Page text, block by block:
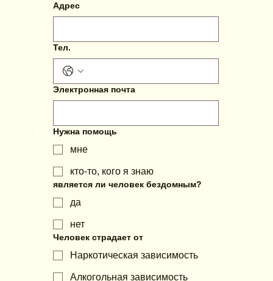
Адрес
Тел.
Электронная почта
Нужна помощь
мнe
кто-то, кого я знаю
является ли человек бездомным?
да
нет
Человек страдает от
Наркотическая зависимость
Алкогольная зависимость